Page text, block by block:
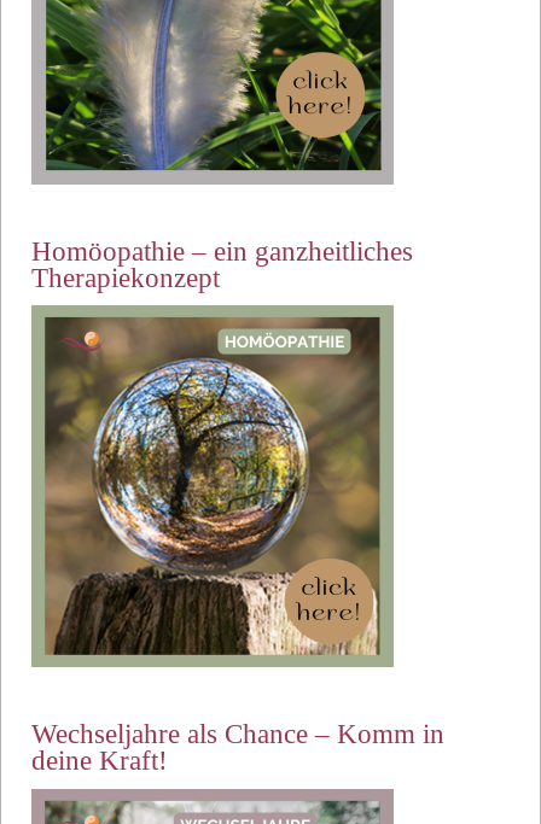
Homöopathie – ein ganzheitliches
Therapiekonzept
Wechseljahre als Chance – Komm in
deine Kraft!